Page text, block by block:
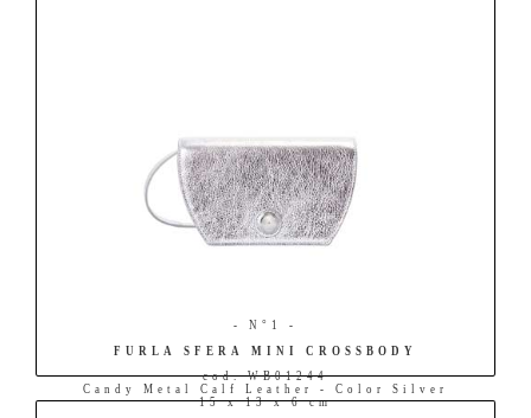
- N°1 -
FURLA SFERA MINI CROSSBODY
cod. WB01244
Candy Metal Calf Leather - Color Silver
15 x 13 x 6 cm